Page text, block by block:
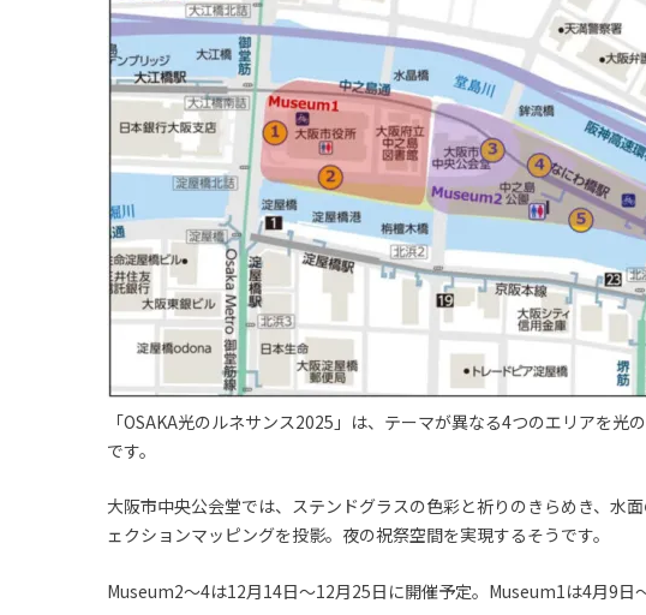
「OSAKA光のルネサンス2025」は、テーマが異なる4つのエリアを
です。
大阪市中央公会堂では、ステンドグラスの色彩と祈りのきらめき、水
ェクションマッピングを投影。夜の祝祭空間を実現するそうです。
Museum2～4は12月14日～12月25日に開催予定。Museum1は4月9日